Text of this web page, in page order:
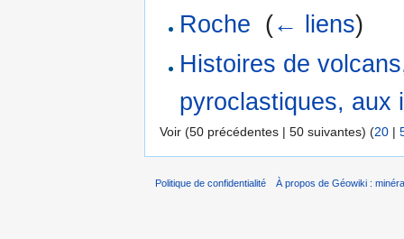
Roche (← liens)
Histoires de
pyroclastiques, aux
Voir (50 précédentes | 50 suivantes) (20 |
Politique de confidentialité À propos de Géowiki :